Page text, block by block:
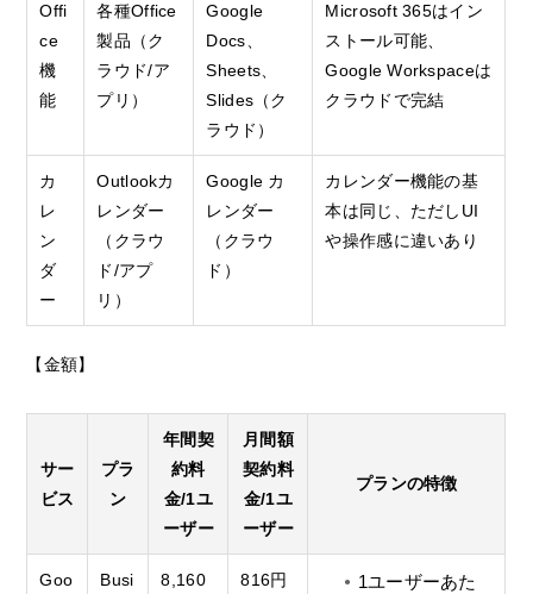
Offi
ce
機
能
各種Office
製品（ク
ラウド/ア
プリ）
Google
Docs、
Sheets、
Slides（ク
ラウド）
Microsoft 365はイン
ストール可能、
Google Workspaceは
クラウドで完結
カ
レ
ン
ダ
ー
Outlookカ
レンダー
（クラウ
ド/アプ
リ）
Google カ
レンダー
（クラウ
ド）
カレンダー機能の基
本は同じ、ただしUI
や操作感に違いあり
【金額】
サー
ビス
プラ
ン
年間契
約料
金/1ユ
ーザー
月間額
契約料
金/1ユ
ーザー
プランの特徴
Goo
Busi
8,160
816円
1ユーザーあた